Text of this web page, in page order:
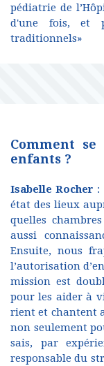
pédiatrie de
d'une fois, et
traditionnels»
Comment
enfants ?
Isabelle Rocher :
état des lieux
quelles
aussi
Ensuite, nous
l’autorisation
mission est
pour les aider à
rient et chantent
non seulement
sais, par
responsable du